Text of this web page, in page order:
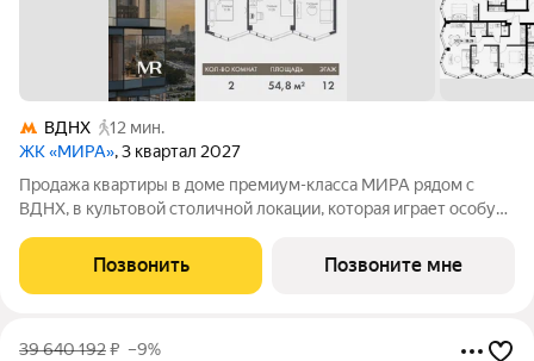
ВДНХ
12 мин.
ЖК «МИРА», 3 квартал 2027
Продажа квартиры в доме премиум-класса МИРА рядом с
ВДНХ, в культовой столичной локации, которая играет особую
квартира площадью 54.79 м расположена в корпусе 3, на 12
этаже 24 этажного дома.
Позвонить Позвоните мне
39 640 192₽ –9%